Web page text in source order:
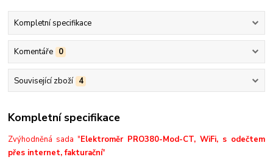
Kompletní specifikace
Komentáře 0
Související zboží 4
Kompletní specifikace
Zvýhodněná sada "Elektroměr PRO380-Mod-CT, WiFi, s odečtem
přes internet, fakturační"